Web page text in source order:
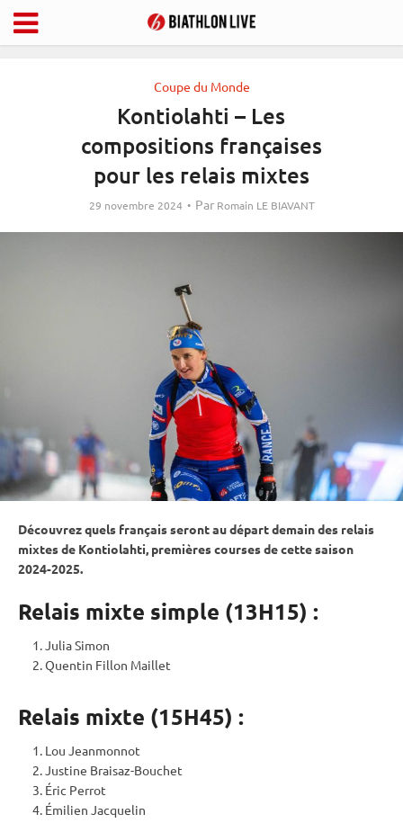
Coupe du Monde
Kontiolahti – Les
compositions françaises
pour les relais mixtes
29 novembre 2024 Par Romain LE BIAVANT
Découvrez quels français seront au départ demain des relais
mixtes de Kontiolahti, premières courses de cette saison
2024-2025.
Relais mixte simple (13H15) :
Julia Simon
Quentin Fillon Maillet
Relais mixte (15H45) :
Lou Jeanmonnot
Justine Braisaz-Bouchet
Éric Perrot
Émilien Jacquelin